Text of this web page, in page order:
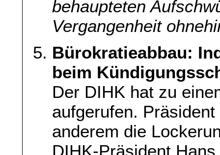
behaupteten
Vergangenheit
Bürokratieabbau:
beim
Der DIHK hat zu
aufgerufen.
anderem die
DIHK-Präsident